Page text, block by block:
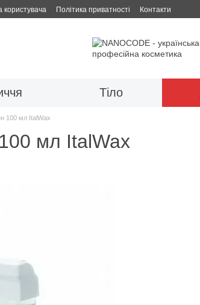
користувача Політика приватності Контакти
Тіло
100 мл ItalWax
100 мл ItalWax